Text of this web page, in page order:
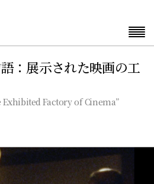
：展示された映画の工
Factory of Cinema”